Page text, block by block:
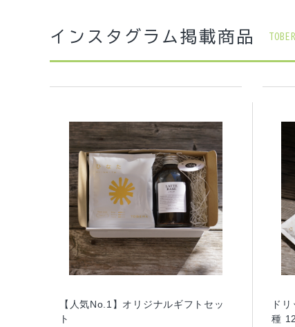
インスタグラム掲載商品
【人気No.1】オリジナルギフトセッ
ト
ド
種